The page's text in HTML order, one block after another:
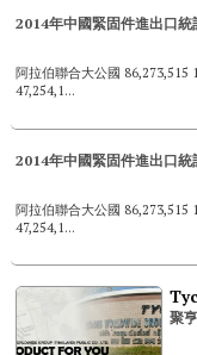
2014年中國緊固件進出口統
阿拉伯聯合大公國 86,273,515
47,254,1...
2014年中國緊固件進出口統
阿拉伯聯合大公國 86,273,515
47,254,1...
聚